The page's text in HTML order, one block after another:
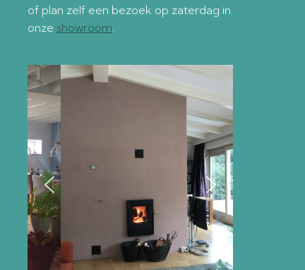
of plan zelf een bezoek op zaterdag in
onze showroom.